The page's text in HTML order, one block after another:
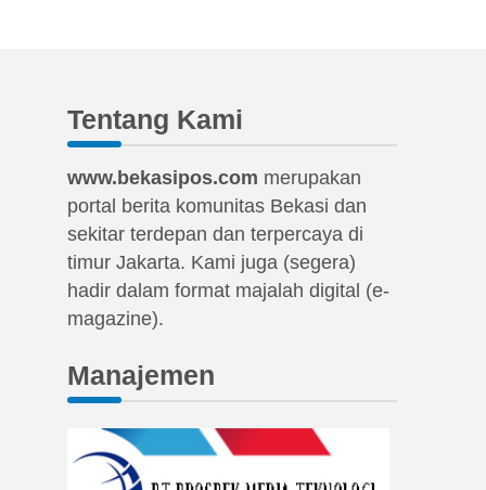
Tentang Kami
www.bekasipos.com merupakan
portal berita komunitas Bekasi dan
sekitar terdepan dan terpercaya di
timur Jakarta. Kami juga (segera)
hadir dalam format majalah digital (e-
magazine).
Manajemen